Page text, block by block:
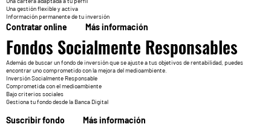
Una gestión flexible y activa
Información permanente de tu inversión
Contratar online Más información
Fondos Socialmente Responsables
Además de buscar un fondo de inversión que se ajuste a tus objetivos de rentabilidad, puedes
encontrar uno comprometido con la mejora del medioambiente.
Inversión Socialmente Responsable
Comprometida con el medioambiente
Bajo criterios sociales
Gestiona tu fondo desde la Banca Digital
Suscribir fondo Más información